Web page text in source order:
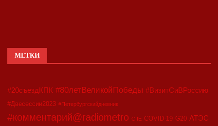
МЕТКИ
#20съездКПК #80летВеликойПобеды #ВизитСиВРоссию
#Двесессии2023 #Петербургскийдневник
#комментарий@radiometro CIIE COVID-19 G20 АТЭС